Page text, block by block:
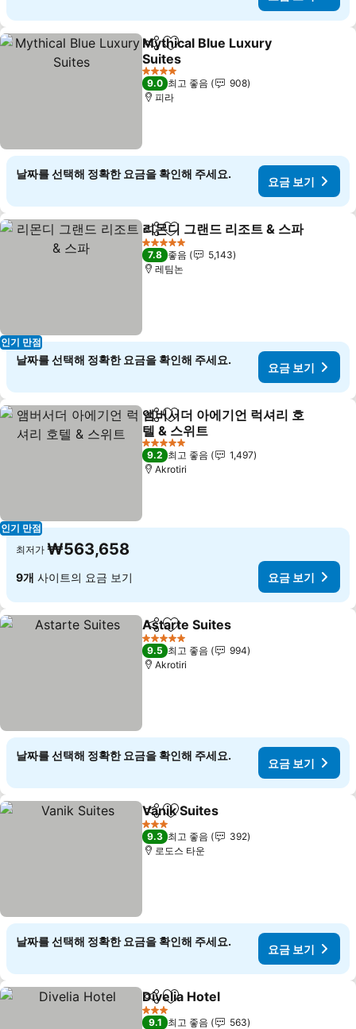
공유 즐겨찾기에 추가
Mythical Blue Luxury
Suites
요금 보기
4 성급
9.0 최고 좋음
908
피라
날짜를 선택해 정확한 요금을 확인해 주세요.
요금 보기
인기 만점
공유 즐겨찾기에 추가
리몬디 그랜드 리조트 & 스파
5 성급
7.8 좋음
5,143
레팀논
날짜를 선택해 정확한 요금을 확인해 주세요.
요금 보기
인기 만점
공유 즐겨찾기에 추가
앰버서더 아에기언 럭셔리 호
텔 & 스위트
요금 보기
5 성급
9.2 최고 좋음
1,497
Akrotiri
최저가 ₩563,658
9개 사이트의 요금 보기 요금 보기
공유 즐겨찾기에 추가
Astarte Suites
5 성급
9.5 최고 좋음
994
Akrotiri
날짜를 선택해 정확한 요금을 확인해 주세요.
요금 보기
공유 즐겨찾기에 추가
Vanik Suites
3 성급
9.3 최고 좋음
392
로도스 타운
날짜를 선택해 정확한 요금을 확인해 주세요.
요금 보기
공유 즐겨찾기에 추가
Divelia Hotel
3 성급
9.1 최고 좋음
563